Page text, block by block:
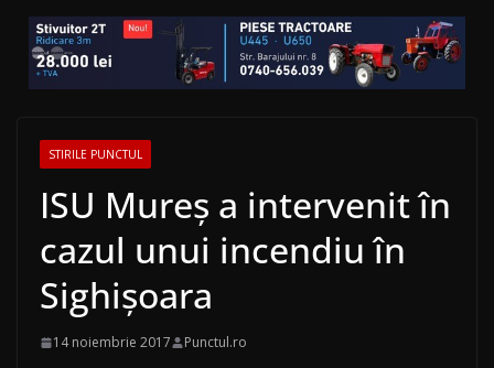
STIRILE PUNCTUL
ISU Mureș a intervenit în
cazul unui incendiu în
Sighișoara
14 noiembrie 2017 Punctul.ro